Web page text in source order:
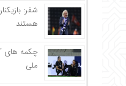
شفر:
هستند
چکمه های
ملی